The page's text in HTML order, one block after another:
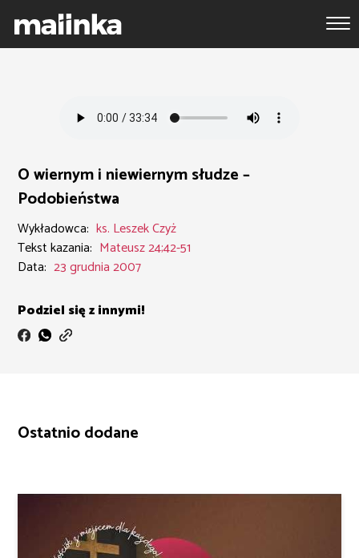
O wiernym i niewiernym słudze –
Podobieństwa
Wykładowca: ks. Leszek Czyż
Tekst kazania: Mateusz 24;42-51
Data: 23 grudnia 2007
Podziel się z innymi!
Ostatnio dodane